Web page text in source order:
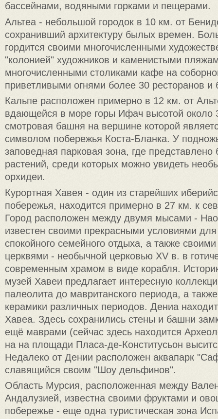
бассейнами, водяными горками и пещерами.
Альтеа - небольшой городок в 10 км. от
сохранивший архитектуру былых времен.
гордится своими многочисленными
"колонией" художников и каменистыми
многочисленными столиками кафе на
приветливыми огнями более 30 ресторанов и
Кальпе расположен примерно в 12 км. от
вдающейся в море горы Ифач высотой около
смотровая башня на вершине которой
символом побережья Коста-Бланка. У
заповедная парковая зона, где
растений, среди которых можно увидеть
орхидеи.
Курортная Хавея - один из старейших
побережья, находится примерно в 27 км. к
Город расположен между двумя мысами -
известен своими прекрасными условиями для
спокойного семейного отдыха, а также
церквями - необычной церковью XV в. в
современным храмом в виде корабля.
музей Хавеи предлагает интересную
палеолита до мавританского периода, а
керамики различных периодов. Дениа
Хавеа. Здесь сохранились стены и башни
ещё маврами (сейчас здесь находится
на на площади Пласа-де-Конститусьон
Недалеко от Дении расположен аквапарк
славящийся своим "Шоу дельфинов".
Область Мурсия, расположенная между
Андалузией, известна своими фруктами и
побережье - еще одна туристическая зона